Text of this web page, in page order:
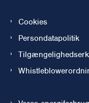
Cookies
Persondatapolitik